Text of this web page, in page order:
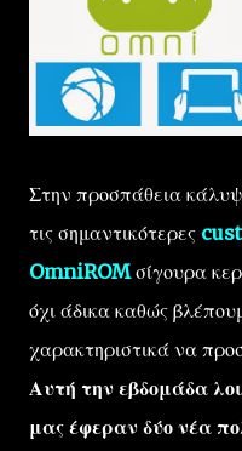
Στην προσπάθεια
τις σημαντικότερες
OmniROMσίγουρα
όχι άδικα καθώς
χαρακτηριστικά να
Αυτή την εβδομάδα
μας έφεραν δύο νέα